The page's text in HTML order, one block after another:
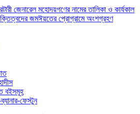
জেনারেল মহোদয়গণের নামের তালিকা ও কার্যকাল
জমঈয়তের প্রোগ্রামে অংশগ্রহণ
বইসমূহ
ফেস্টুন